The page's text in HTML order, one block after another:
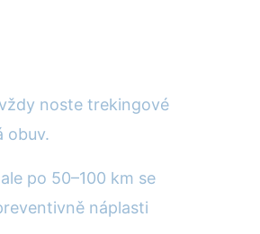
noste trekingové
obuv.
po 50–100 km se
náplasti